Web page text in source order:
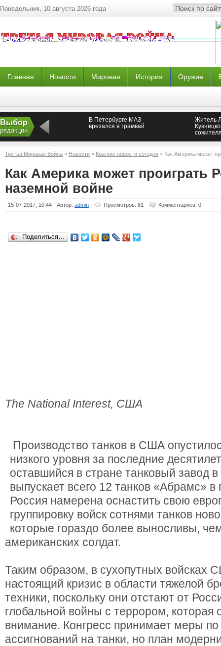
Понедельник, 10 августа 2026 года
Главная Новости Мировая История Оружие
Выбор
редакции
В Петербурге МАЗ
врезался в трамвай
Житель
Третья Мировая Война » Новости » Краткие новости сегодня » Как Америка может
Как Америка может проиграть
наземной войне
15-07-2017, 10:44 Автор: admin Просмотров: 81 Комментариев: 0
Поделиться…
The National Interest, США
Производство танков в США
низкого уровня за последние
оставшийся в стране танковый завод
выпускает всего 12 танков «Абрамс»
Россия намерена оснастить свою
группировку войск сотнями танков
которые гораздо более выносливы,
американских солдат.
Таким образом, в сухопутных войсках
настоящий кризис в области тяжелой
техники, поскольку они отстают от
глобальной войны с террором, которая
внимание. Конгресс принимает меры
ассигнований на танки, но план